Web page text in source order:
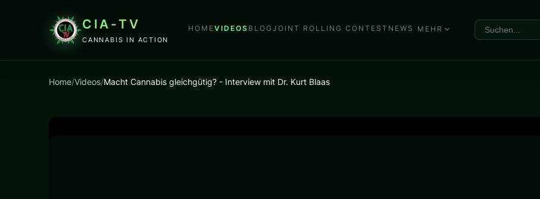
CIA-TV
CANNABIS IN ACTION
HOMEVIDEOS BLOGJOINT ROLLING CONTEST NEWS MEHR
Home/Videos/Macht Cannabis gleichgütig? - Interview mit Dr. Kurt Blaas